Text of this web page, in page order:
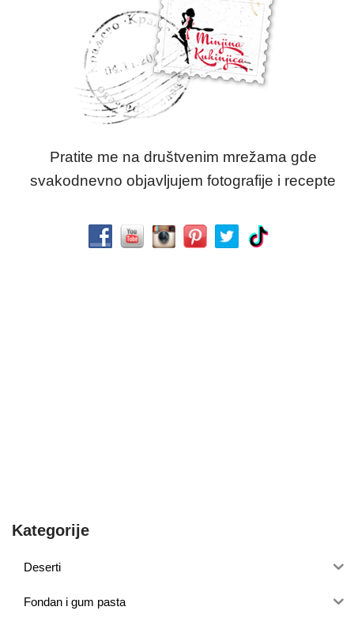
Pratite me na društvenim mrežama gde
svakodnevno objavljujem fotografije i recepte
Kategorije
Deserti
Fondan i gum pasta